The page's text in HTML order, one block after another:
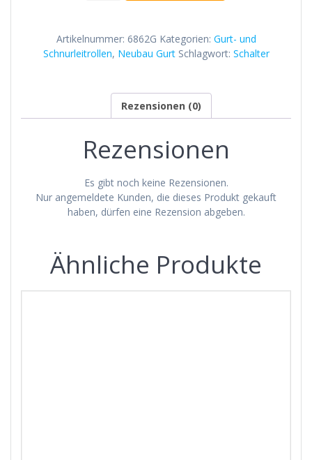
6862
Menge
Artikelnummer: 6862G Kategorien: Gurt- und
Schnurleitrollen, Neubau Gurt Schlagwort: Schalter
Rezensionen (0)
Rezensionen
Es gibt noch keine Rezensionen.
Nur angemeldete Kunden, die dieses Produkt gekauft
haben, dürfen eine Rezension abgeben.
Ähnliche Produkte